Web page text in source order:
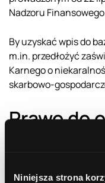
Niniejsza strona
Nadzoru
By uzyskać wpis do
m.in. przedłożyć
Karnego o
skarbowo-
Prawo do
Jako konsument